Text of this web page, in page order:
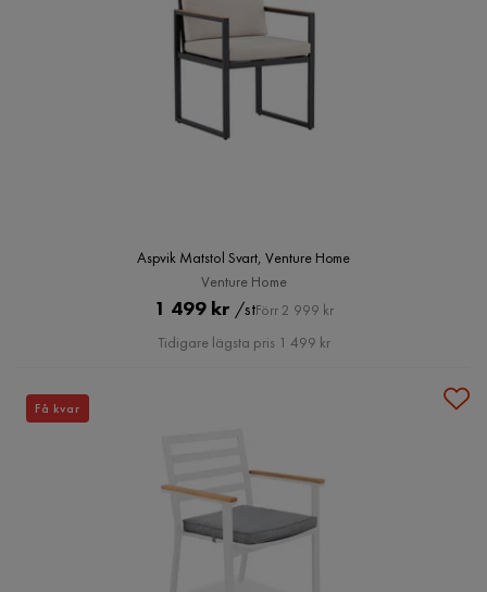
Aspvik Matstol Svart, Venture Home
Venture Home
Pris
1 499 kr /st
Original
Pris
Förr 2 999 kr
Tidigare lägsta pris 1 499 kr
Få kvar